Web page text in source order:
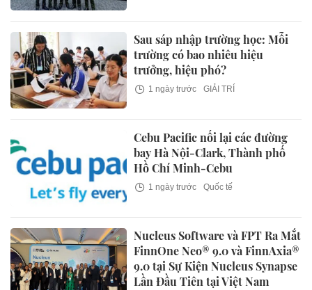
Sau sáp nhập trường học: Mỗi
trường có bao nhiêu hiệu
trưởng, hiệu phó?
1 ngày trước GIẢI TRÍ
Cebu Pacific nối lại các đường
bay Hà Nội-Clark, Thành phố
Hồ Chí Minh-Cebu
1 ngày trước Quốc tế
Nucleus Software và FPT Ra Mắt
FinnOne Neo® 9.0 và FinnAxia®
9.0 tại Sự Kiện Nucleus Synapse
Lần Đầu Tiên tại Việt Nam